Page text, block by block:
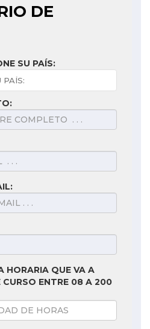
DE
SU PAÍS:
HORARIA QUE VA A
CURSO ENTRE 08 A 200